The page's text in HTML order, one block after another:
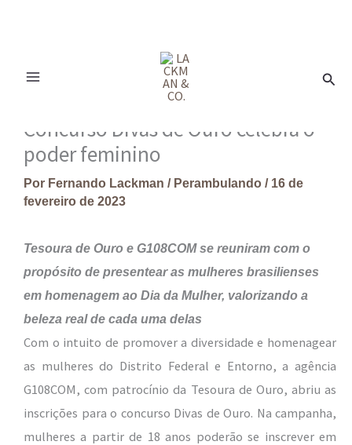
Concurso Divas de Ouro celebra o
poder feminino
Por Fernando Lackman / Perambulando / 16 de
fevereiro de 2023
Tesoura de Ouro e G108COM se reuniram com o
propósito de presentear as mulheres brasilienses
em homenagem ao Dia da Mulher, valorizando a
beleza real de cada uma delas
Com o intuito de promover a diversidade e homenagear
as mulheres do Distrito Federal e Entorno, a agência
G108COM, com patrocínio da Tesoura de Ouro, abriu as
inscrições para o concurso Divas de Ouro. Na campanha,
mulheres a partir de 18 anos poderão se inscrever em